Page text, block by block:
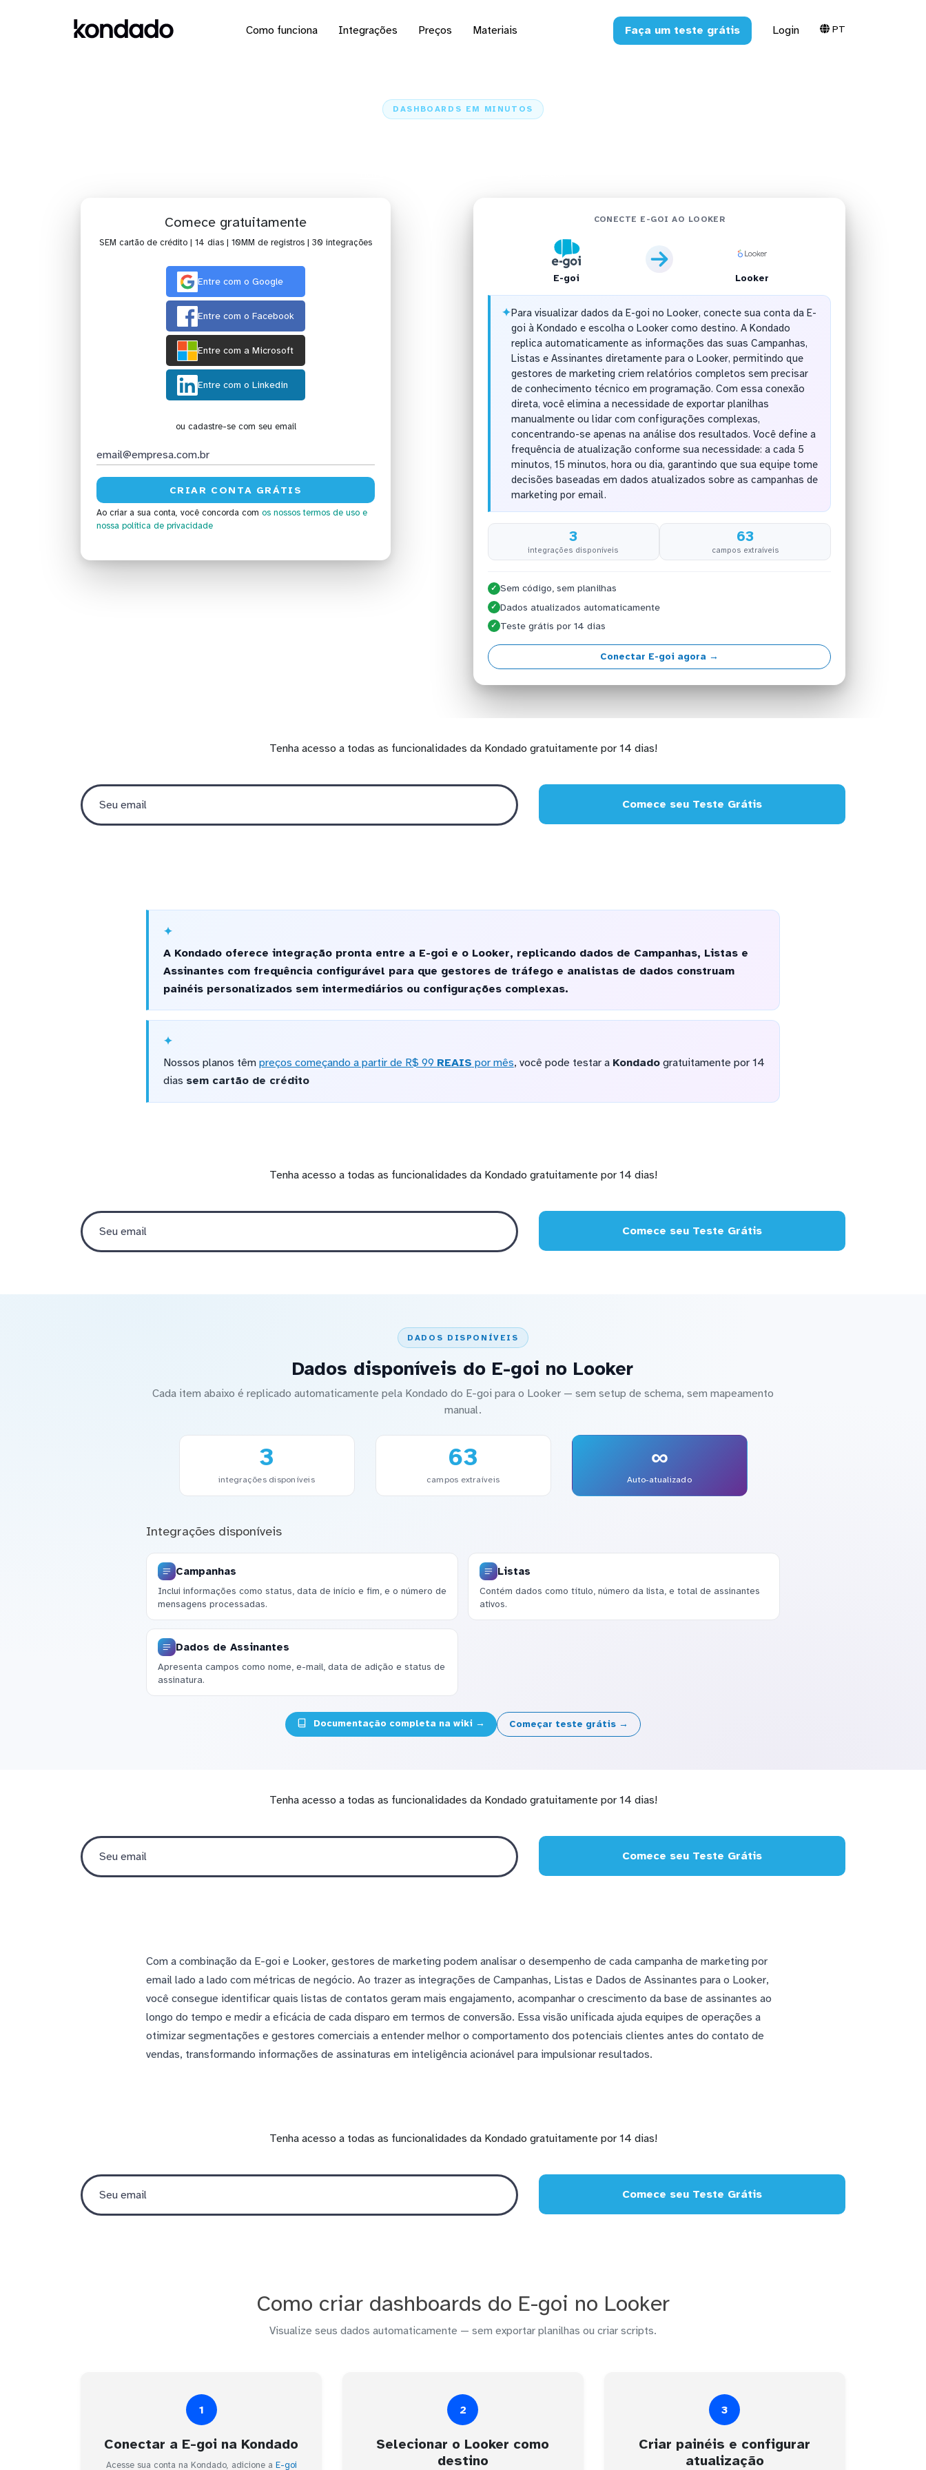
Como funciona Integrações Preços Materiais Faça um teste grátis Login PT
DASHBOARDS EM MINUTOS
Comece gratuitamente
SEM cartão de crédito | 14 dias | 10MM de registros | 30 integrações
Entre com o Google
Entre com o Facebook
Entre com a Microsoft
Entre com o Linkedin
ou cadastre-se com seu email
Ao criar a sua conta, você concorda com os nossos termos de uso e
nossa política de privacidade
CONECTE E-GOI AO LOOKER
E-goi Looker
✦Para visualizar dados da E-goi no Looker, conecte sua conta da E-
goi à Kondado e escolha o Looker como destino. A Kondado
replica automaticamente as informações das suas Campanhas,
Listas e Assinantes diretamente para o Looker, permitindo que
gestores de marketing criem relatórios completos sem precisar
de conhecimento técnico em programação. Com essa conexão
direta, você elimina a necessidade de exportar planilhas
manualmente ou lidar com configurações complexas,
concentrando-se apenas na análise dos resultados. Você define a
frequência de atualização conforme sua necessidade: a cada 5
minutos, 15 minutos, hora ou dia, garantindo que sua equipe tome
decisões baseadas em dados atualizados sobre as campanhas de
marketing por email.
3
integrações disponíveis
63
campos extraíveis
✓ Sem código, sem planilhas
✓ Dados atualizados automaticamente
✓ Teste grátis por 14 dias
Conectar E-goi agora →
Tenha acesso a todas as funcionalidades da Kondado gratuitamente por 14 dias!
Comece seu Teste Grátis
A Kondado oferece integração pronta entre a E-goi e o Looker, replicando dados de Campanhas, Listas e
Assinantes com frequência configurável para que gestores de tráfego e analistas de dados construam
painéis personalizados sem intermediários ou configurações complexas.
Nossos planos têm preços começando a partir de R$ 99 REAIS por mês, você pode testar a Kondadogratuitamente por 14
dias sem cartão de crédito
Tenha acesso a todas as funcionalidades da Kondado gratuitamente por 14 dias!
Comece seu Teste Grátis
DADOS DISPONÍVEIS
Dados disponíveis do E-goi no Looker
Cada item abaixo é replicado automaticamente pela Kondado do E-goi para o Looker — sem setup de schema, sem mapeamento
manual.
3
integrações disponíveis
63
campos extraíveis
∞
Auto-atualizado
Integrações disponíveis
Campanhas
Inclui informações como status, data de início e fim, e o número de
mensagens processadas.
Listas
Contém dados como título, número da lista, e total de assinantes
ativos.
Dados de Assinantes
Apresenta campos como nome, e-mail, data de adição e status de
assinatura.
Documentação completa na wiki → Começar teste grátis →
Tenha acesso a todas as funcionalidades da Kondado gratuitamente por 14 dias!
Comece seu Teste Grátis
Com a combinação da E-goi e Looker, gestores de marketing podem analisar o desempenho de cada campanha de marketing por
email lado a lado com métricas de negócio. Ao trazer as integrações de Campanhas, Listas e Dados de Assinantes para o Looker,
você consegue identificar quais listas de contatos geram mais engajamento, acompanhar o crescimento da base de assinantes ao
longo do tempo e medir a eficácia de cada disparo em termos de conversão. Essa visão unificada ajuda equipes de operações a
otimizar segmentações e gestores comerciais a entender melhor o comportamento dos potenciais clientes antes do contato de
vendas, transformando informações de assinaturas em inteligência acionável para impulsionar resultados.
Tenha acesso a todas as funcionalidades da Kondado gratuitamente por 14 dias!
Comece seu Teste Grátis
Como criar dashboards do E-goi no Looker
Visualize seus dados automaticamente — sem exportar planilhas ou criar scripts.
1
Conectar a E-goi na Kondado
Acesse sua conta na Kondado, adicione a E-goi
2
Selecionar o Looker como
destino
3
Criar painéis e configurar
atualização